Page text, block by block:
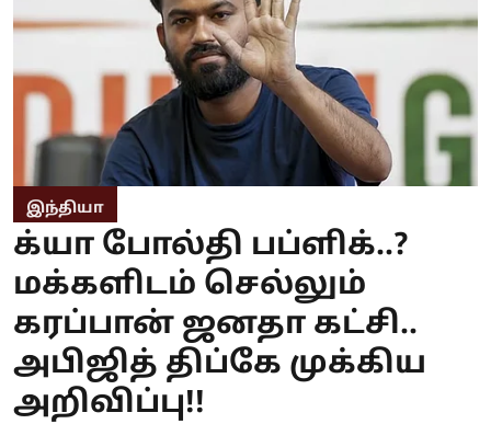
இந்தியா
க்யா போல்தி பப்ளிக்..?
மக்களிடம் செல்லும்
கரப்பான் ஜனதா கட்சி..
அபிஜித் திப்கே முக்கிய
அறிவிப்பு!!